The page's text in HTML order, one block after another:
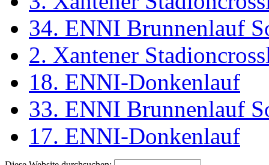
34. ENNI Brunnenlauf
2. Xantener
18. ENNI-Donkenlauf
33. ENNI Brunnenlauf
17. ENNI-Donkenlauf